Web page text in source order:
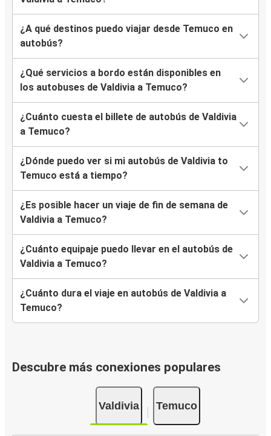
¿A qué destinos puedo viajar desde Temuco en
autobús?
¿Qué servicios a bordo están disponibles en
los autobuses de Valdivia a Temuco?
¿Cuánto cuesta el billete de autobús de Valdivia
a Temuco?
¿Dónde puedo ver si mi autobús de Valdivia to
Temuco está a tiempo?
¿Es posible hacer un viaje de fin de semana de
Valdivia a Temuco?
¿Cuánto equipaje puedo llevar en el autobús de
Valdivia a Temuco?
¿Cuánto dura el viaje en autobús de Valdivia a
Temuco?
Descubre más conexiones populares
Valdivia Temuco